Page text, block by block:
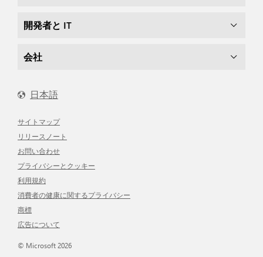
開発者と IT
会社
日本語
サイトマップ
リリースノート
お問い合わせ
プライバシーとクッキー
利用規約
消費者の健康に関するプライバシー
商標
広告について
© Microsoft 2026